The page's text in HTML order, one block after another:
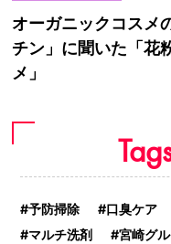
オーガニックコスメ
チン」に聞いた「花
メ」
予防掃除 口臭ケア
マルチ洗剤 宮崎グ